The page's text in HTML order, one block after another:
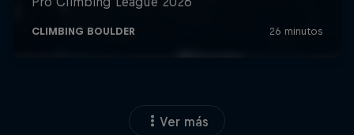
Ver más